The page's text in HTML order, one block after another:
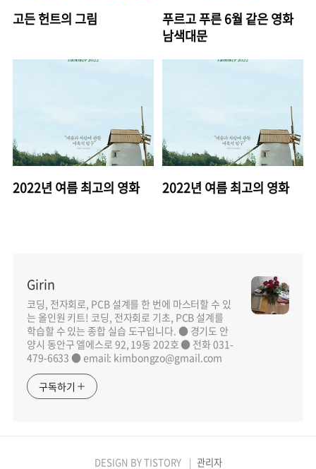
고든 헌트의 그림
푸르고 푸른 6월 같은 영화
남색대문
2022년 여름 최고의 영화 2022년 여름 최고의 영화
Girin
코딩, 전자회로, PCB 설계를 한 번에 마스터할 수 있
는 올인원 키트! 코딩, 전자회로 기초, PCB 설계를
학습할 수 있는 종합 실습 도구입니다. ● 경기도 안
양시 동안구 엘에스로 92, 19동 202호 ● 전화 031-
479-6633 ● email: kimbongzo@gmail.com
구독하기
DESIGN BYTISTORY 관리자